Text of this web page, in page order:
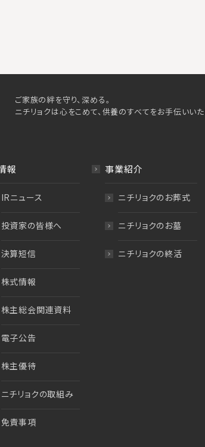
ご家族の絆を守り、深める。
ニチリョクは心をこめて、供養のすべてをお手伝いいた
報
IRニュース
投資家の皆様へ
決算短信
株式情報
株主総会関連資料
電子公告
株主優待
ニチリョクの取組み
免責事項
事業紹介
ニチリョクのお葬式
ニチリョクのお墓
ニチリョクの終活